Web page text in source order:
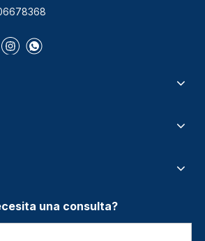
una consulta?